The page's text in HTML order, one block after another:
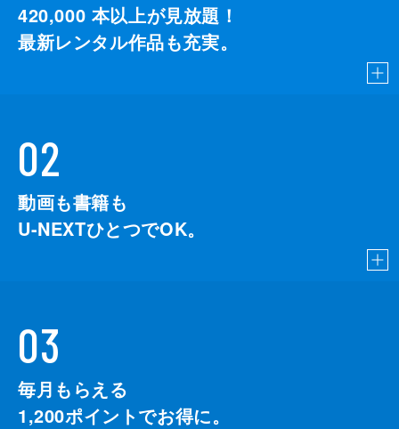
420,000 本以上が見放題！
最新レンタル作品も充実。
02
動画も書籍も
U-NEXTひとつでOK。
03
毎月もらえる
1,200ポイントでお得に。